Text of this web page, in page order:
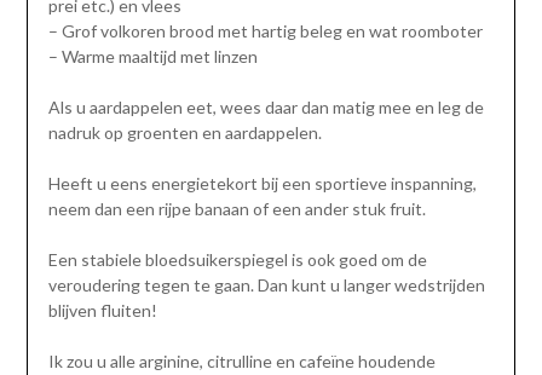
prei etc.) en vlees
– Grof volkoren brood met hartig beleg en wat roomboter
– Warme maaltijd met linzen
Als u aardappelen eet, wees daar dan matig mee en leg de
nadruk op groenten en aardappelen.
Heeft u eens energietekort bij een sportieve inspanning,
neem dan een rijpe banaan of een ander stuk fruit.
Een stabiele bloedsuikerspiegel is ook goed om de
veroudering tegen te gaan. Dan kunt u langer wedstrijden
blijven fluiten!
Ik zou u alle arginine, citrulline en cafeïne houdende